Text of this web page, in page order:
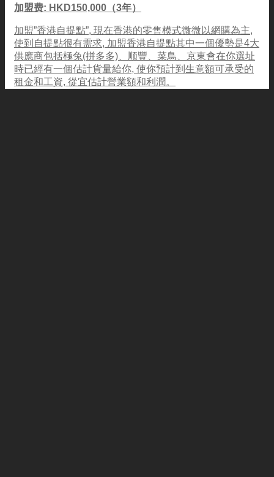
加盟费: HKD150,000（3年）
加盟”香港自提點”, 現在香港的零售模式微微以網購為主,
使到自提點很有需求, 加盟香港自提點其中一個優勢是4大
供應商包括極兔(拼多多)、顺豐、菜鳥、京東會在你選址
時已經有一個估計貨量給你, 使你預計到生意額可承受的
租金和工資, 從宜估計營業額和利潤。